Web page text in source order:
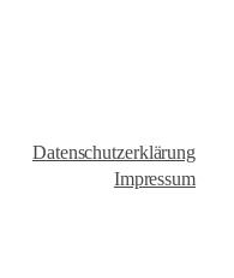
Datenschutzerklärung
Impressum